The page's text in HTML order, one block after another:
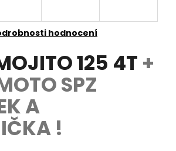
hodnocení
125 4T +
SPZ
A
!